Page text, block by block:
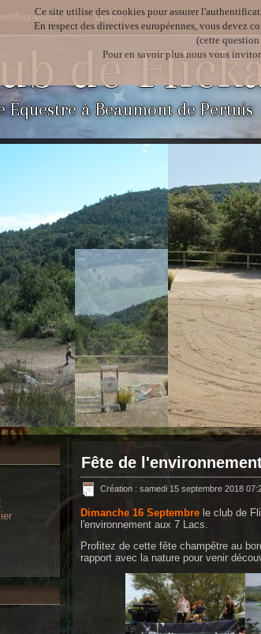
Ce site utilise des cookies pour assurer
En respect des directives européennes, vous devez
(cette question
Pour en savoir plus nous vous
de
Equestre à Beaumont de Pertuis
vous Liens
Fête de
Création : samedi 15 septembre 2018
Dimanche 16 Septembre le club de
l'environnement aux 7 Lacs.
Profitez de cette fête champêtre au
rapport avec la nature pour venir